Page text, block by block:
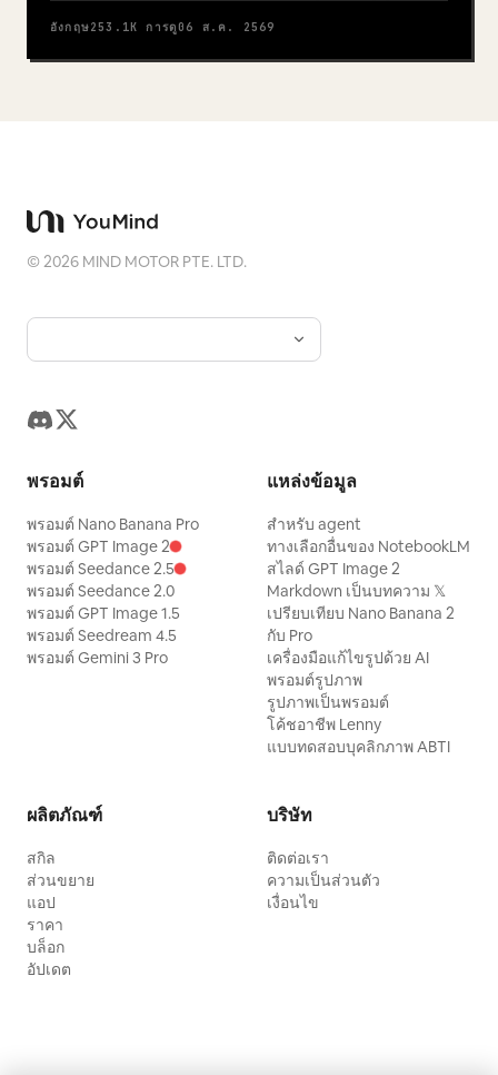
อังกฤษ253.1K การดู06 ส.ค. 2569
©2026 MIND MOTOR PTE. LTD.
พรอมต์
พรอมต์ Nano Banana Pro
พรอมต์ GPT Image 2
พรอมต์ Seedance 2.5
พรอมต์ Seedance 2.0
พรอมต์ GPT Image 1.5
พรอมต์ Seedream 4.5
พรอมต์ Gemini 3 Pro
แหล่งข้อมูล
สำหรับ agent
ทางเลือกอื่นของ NotebookLM
สไลด์ GPT Image 2
Markdown เป็นบทความ 𝕏
เปรียบเทียบ Nano Banana 2
กับ Pro
เครื่องมือแก้ไขรูปด้วย AI
พรอมต์รูปภาพ
รูปภาพเป็นพรอมต์
โค้ชอาชีพ Lenny
แบบทดสอบบุคลิกภาพ ABTI
ผลิตภัณฑ์
สกิล
ส่วนขยาย
แอป
ราคา
บล็อก
อัปเดต
บริษัท
ติดต่อเรา
ความเป็นส่วนตัว
เงื่อนไข